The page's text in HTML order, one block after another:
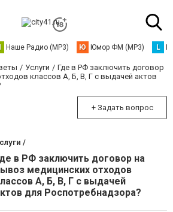
Наше Радио (MP3) Ю Юмор ФМ (MP3) L
Услуги
Где в РФ заключить договор
классов А, Б, В, Г с выдачей актов
+ Задать вопрос
/
в РФ заключить договор на
медицинских отходов
А, Б, В, Г с выдачей
для Роспотребнадзора?